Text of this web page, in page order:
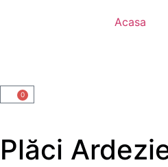
Acasa
0
Plăci